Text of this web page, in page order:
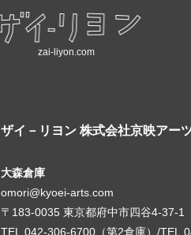
zai-liyon.com
ザイ－リヨン 株式会社京映アー
大森倉庫
omori@kyoei-arts.com
〒183-0035 東京都府中市四谷4-37-1
TEL.042-306-6700（第2倉庫）/